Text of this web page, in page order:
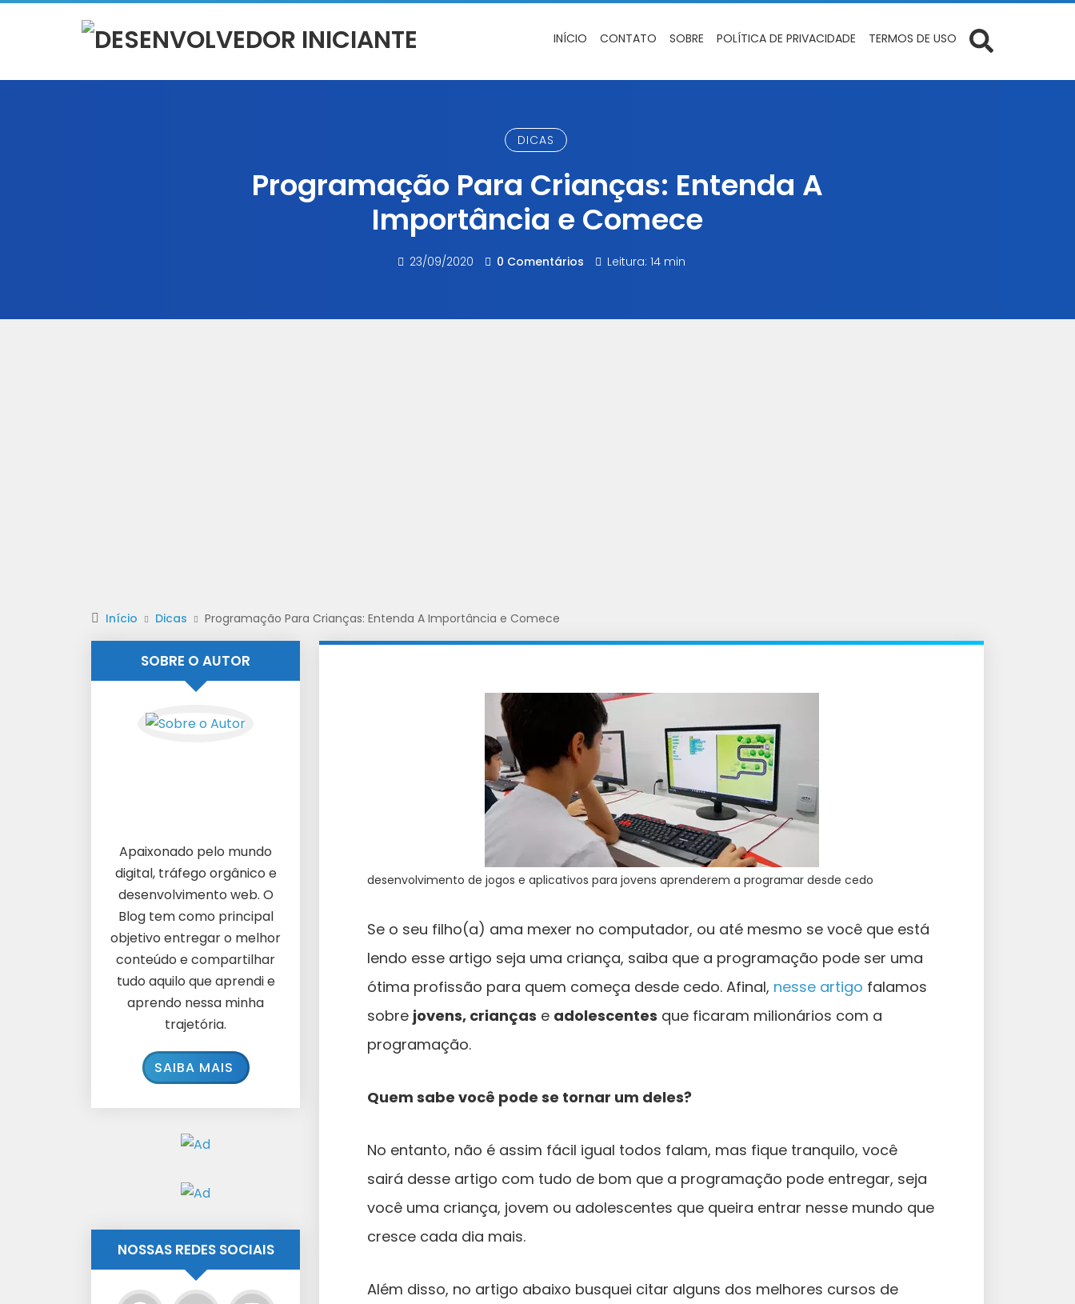
INÍCIO CONTATO SOBRE POLÍTICA DE PRIVACIDADE TERMOS DE USO
DICAS
Programação Para Crianças: Entenda A
Importância e Comece
23/09/2020 0 Comentários Leitura: 14 min
Início Dicas Programação Para Crianças: Entenda A Importância e Comece
desenvolvimento de jogos e aplicativos para jovens aprenderem a programar desde cedo
Se o seu filho(a) ama mexer no computador, ou até mesmo se você que está
lendo esse artigo seja uma criança, saiba que a programação pode ser uma
ótima profissão para quem começa desde cedo. Afinal, nesse artigo falamos
sobre jovens, crianças e adolescentes que ficaram milionários com a
programação.
Quem sabe você pode se tornar um deles?
No entanto, não é assim fácil igual todos falam, mas fique tranquilo, você
sairá desse artigo com tudo de bom que a programação pode entregar, seja
você uma criança, jovem ou adolescentes que queira entrar nesse mundo que
cresce cada dia mais.
Além disso, no artigo abaixo busquei citar alguns dos melhores cursos de
SOBRE O AUTOR
Apaixonado pelo mundo
digital, tráfego orgânico e
desenvolvimento web. O
Blog tem como principal
objetivo entregar o melhor
conteúdo e compartilhar
tudo aquilo que aprendi e
aprendo nessa minha
trajetória.
SAIBA MAIS
NOSSAS REDES SOCIAIS